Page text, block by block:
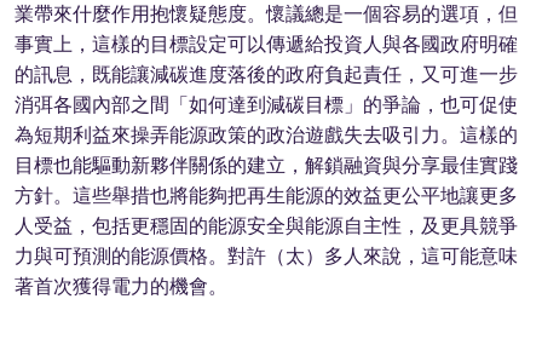
業帶來什麼作用抱懷疑態度。懷議總是一個容易的選項，但
事實上，這樣的目標設定可以傳遞給投資人與各國政府明確
的訊息，既能讓減碳進度落後的政府負起責任，又可進一步
消弭各國內部之間「如何達到減碳目標」的爭論，也可促使
為短期利益來操弄能源政策的政治遊戲失去吸引力。這樣的
目標也能驅動新夥伴關係的建立，解鎖融資與分享最佳實踐
方針。這些舉措也將能夠把再生能源的效益更公平地讓更多
人受益，包括更穩固的能源安全與能源自主性，及更具競爭
力與可預測的能源價格。對許（太）多人來說，這可能意味
著首次獲得電力的機會。